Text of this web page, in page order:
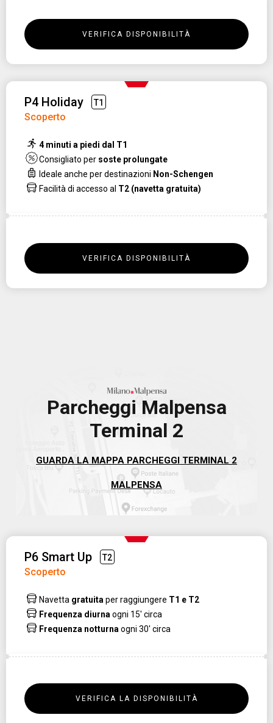
VERIFICA DISPONIBILITÀ
P4 Holiday T1
Scoperto
4 minuti a piedi dal T1
Consigliato per soste prolungate
Ideale anche per destinazioni Non-Schengen
Facilità di accesso al T2 (navetta gratuita)
VERIFICA DISPONIBILITÀ
Parcheggi Malpensa
Terminal 2
GUARDA LA MAPPA PARCHEGGI TERMINAL 2
MALPENSA
P6 Smart Up T2
Scoperto
Navetta gratuita per raggiungere T1 e T2
Frequenza diurna ogni 15' circa
Frequenza notturna ogni 30' circa
VERIFICA LA DISPONIBILITÀ